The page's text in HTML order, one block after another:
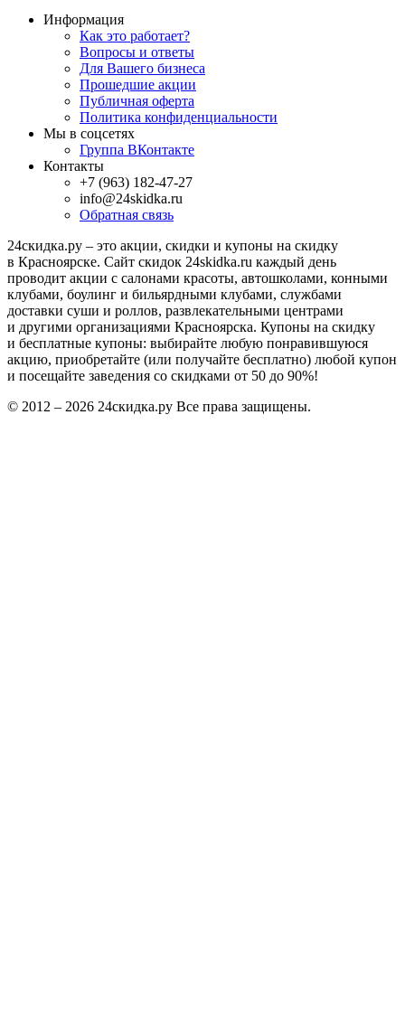
Информация
Как это работает?
Вопросы и ответы
Для Вашего бизнеса
Прошедшие акции
Публичная оферта
Политика конфиденциальности
Мы в соцсетях
Группа ВКонтакте
Контакты
+7 (963) 182-47-27
info@24skidka.ru
Обратная связь
24скидка.ру – это акции, скидки и купоны на скидку
в Красноярске. Сайт скидок 24skidka.ru каждый день
проводит акции с салонами красоты, автошколами, конными
клубами, боулинг и бильярдными клубами, службами
доставки суши и роллов, развлекательными центрами
и другими организациями Красноярска. Купоны на скидку
и бесплатные купоны: выбирайте любую понравившуюся
акцию, приобретайте (или получайте бесплатно) любой купон
и посещайте заведения со скидками от 50 до 90%!
© 2012 – 2026 24скидка.ру Все права защищены.